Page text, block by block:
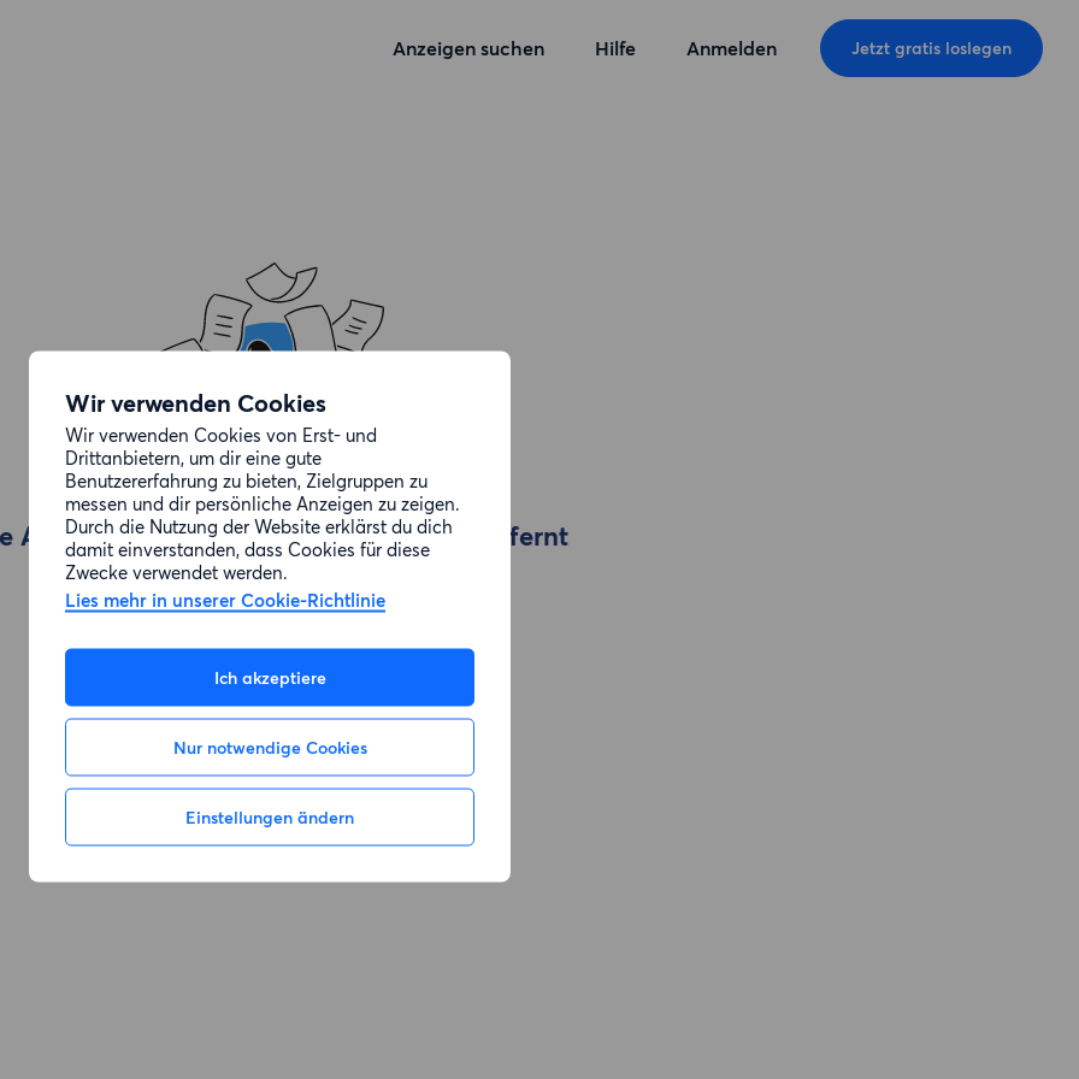
Wir verwenden Cookies
Wir verwenden Cookies von Erst- und
Drittanbietern, um dir eine gute
Benutzererfahrung zu bieten, Zielgruppen zu
messen und dir persönliche Anzeigen zu zeigen.
Durch die Nutzung der Website erklärst du dich
damit einverstanden, dass Cookies für diese
Zwecke verwendet werden.
Lies mehr in unserer Cookie-Richtlinie
Ich akzeptiere
Nur notwendige Cookies
Einstellungen ändern
Anzeigen suchen Hilfe Anmelden Jetzt gratis loslegen
Anzeige, die du gesucht hast, wurde entfernt